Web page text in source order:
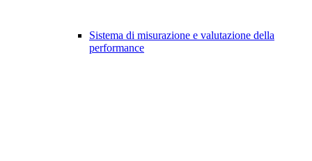
Sistema di misurazione e valutazione della
performance